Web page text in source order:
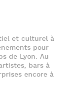
et culturel à
pour
de Lyon. Au
bars à
encore à